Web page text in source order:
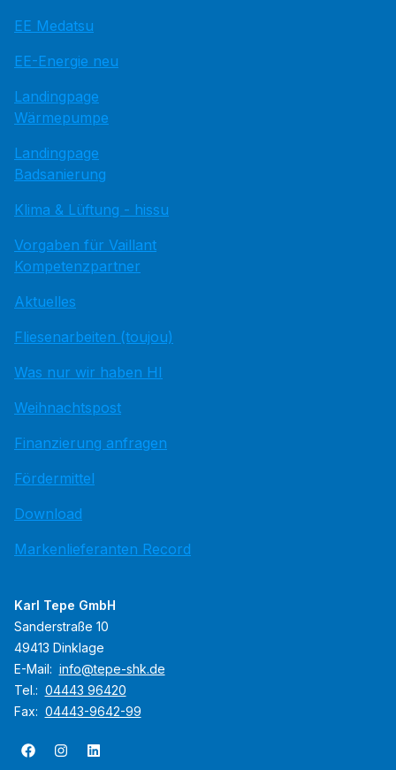
EE Medatsu
EE-Energie neu
Landingpage
Wärmepumpe
Landingpage
Badsanierung
Klima & Lüftung - hissu
Vorgaben für Vaillant
Kompetenzpartner
Aktuelles
Fliesenarbeiten (toujou)
Was nur wir haben HI
Weihnachtspost
Finanzierung anfragen
Fördermittel
Download
Markenlieferanten Record
Karl Tepe GmbH
Sanderstraße 10
49413 Dinklage
E-Mail: info@tepe-shk.de
Tel.: 04443 96420
Fax: 04443-9642-99